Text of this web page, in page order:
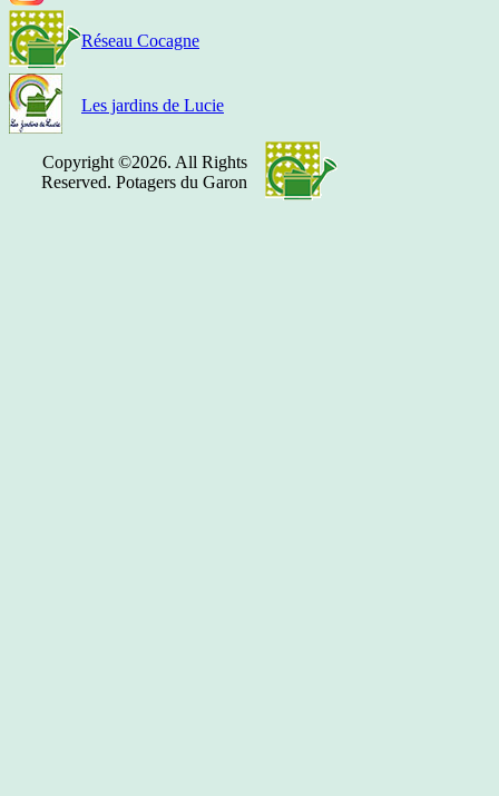
Réseau Cocagne
Les jardins de Lucie
Copyright ©2026. All Rights
Reserved. Potagers du Garon